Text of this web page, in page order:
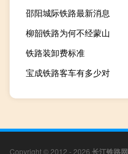
邵阳城际铁路最新消息
柳韶铁路为何不经蒙山
铁路装卸费标准
宝成铁路客车有多少对
Copyright © 2012 - 2026